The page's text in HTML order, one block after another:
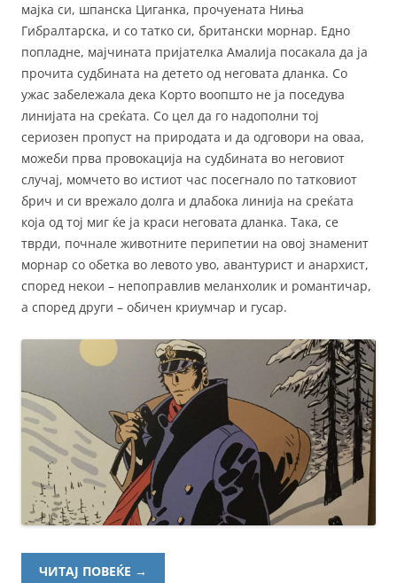
мајка си, шпанска Циганка, прочуената Ниња
Гибралтарска, и со татко си, британски морнар. Едно
попладне, мајчината пријателка Амалија посакала да ја
прочита судбината на детето од неговата дланка. Со
ужас забележала дека Корто воопшто не ја поседува
линијата на среќата. Со цел да го надополни тој
сериозен пропуст на природата и да одговори на оваа,
можеби прва провокација на судбината во неговиот
случај, момчето во истиот час посегнало по татковиот
брич и си врежало долга и длабока линија на среќата
која од тој миг ќе ја краси неговата дланка. Така, се
тврди, почнале животните перипетии на овој знаменит
морнар со обетка во левото уво, авантурист и анархист,
според некои – непоправлив меланхолик и романтичар,
а според други – обичен криумчар и гусар.
ЧИТАЈ ПОВЕЌЕ →